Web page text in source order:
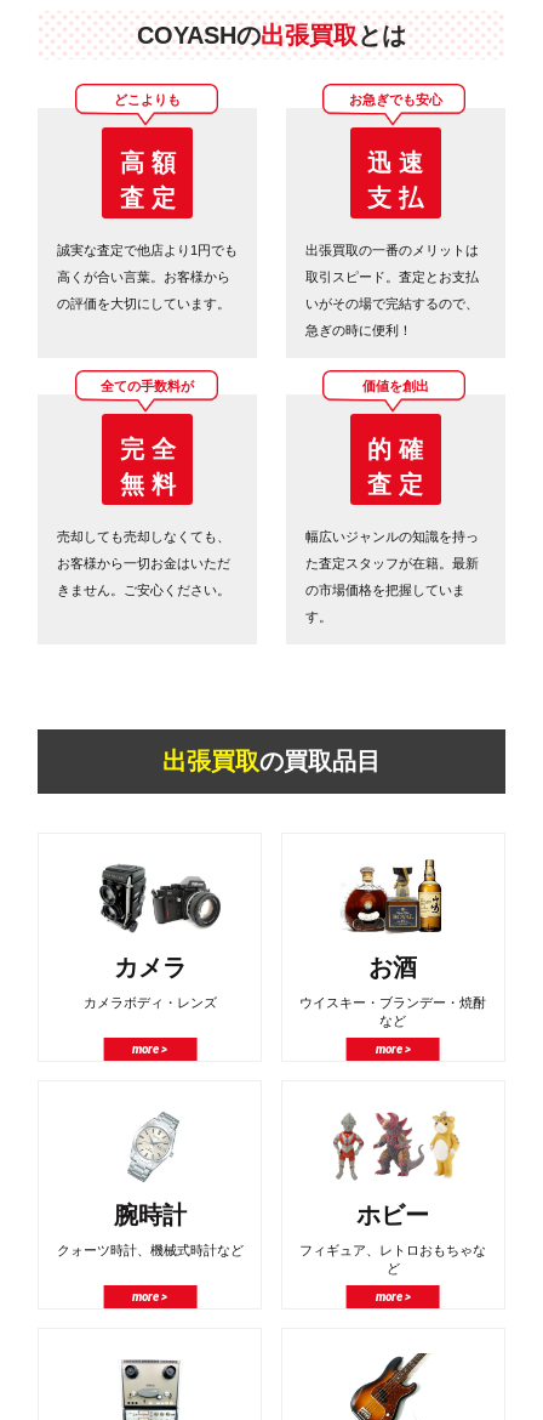
COYASHの出張買取とは
どこよりも
高 額
査 定
誠実な査定で他店より1円でも
高くが合い言葉。お客様から
の評価を大切にしています。
お急ぎでも安心
迅 速
支 払
出張買取の一番のメリットは
取引スピード。査定とお支払
いがその場で完結するので、
急ぎの時に便利！
全ての手数料が
完 全
無 料
売却しても売却しなくても、
お客様から一切お金はいただ
きません。ご安心ください。
価値を創出
的 確
査 定
幅広いジャンルの知識を持っ
た査定スタッフが在籍。最新
の市場価格を把握していま
す。
出張買取の買取品目
カメラ
カメラボディ・レンズ
more >
お酒
ウイスキー・ブランデー・焼酎
など
more >
腕時計
クォーツ時計、機械式時計など
more >
ホビー
フィギュア、レトロおもちゃな
ど
more >